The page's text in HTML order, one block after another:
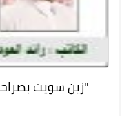
"زين سويت